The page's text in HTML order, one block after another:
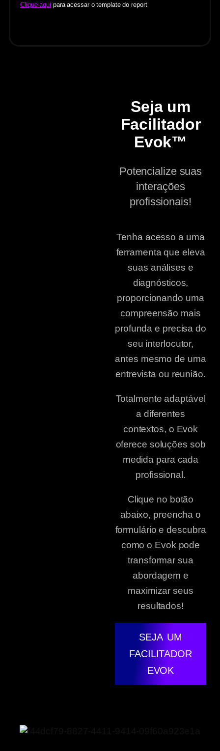
Clique aqui para acessar o template do report
Seja um
Facilitador
Evok™
Potencialize suas
interações
profissionais!
Tenha acesso a uma
ferramenta que eleva
suas análises e
diagnósticos,
proporcionando uma
compreensão mais
profunda e precisa do
seu interlocutor,
antes mesmo de uma
entrevista ou reunião.
Totalmente adaptável
a diferentes
contextos, o Evok
oferece soluções sob
medida para cada
profissional.
Clique no botão
abaixo, preencha o
formulário e descubra
como o Evok pode
transformar sua
abordagem e
maximizar seus
resultados!
SEJA UM
FACILITADOR
EVOK